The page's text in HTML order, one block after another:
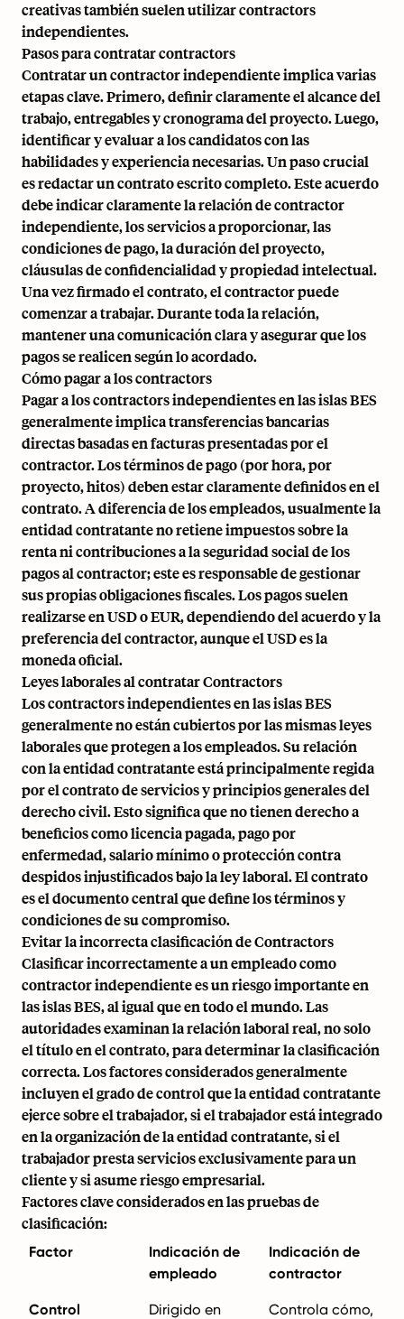
creativas también suelen utilizar contractors
independientes.
Pasos para contratar contractors
Contratar un contractor independiente implica varias
etapas clave. Primero, definir claramente el alcance del
trabajo, entregables y cronograma del proyecto. Luego,
identificar y evaluar a los candidatos con las
habilidades y experiencia necesarias. Un paso crucial
es redactar un contrato escrito completo. Este acuerdo
debe indicar claramente la relación de contractor
independiente, los servicios a proporcionar, las
condiciones de pago, la duración del proyecto,
cláusulas de confidencialidad y propiedad intelectual.
Una vez firmado el contrato, el contractor puede
comenzar a trabajar. Durante toda la relación,
mantener una comunicación clara y asegurar que los
pagos se realicen según lo acordado.
Cómo pagar a los contractors
Pagar a los contractors independientes en las islas BES
generalmente implica transferencias bancarias
directas basadas en facturas presentadas por el
contractor. Los términos de pago (por hora, por
proyecto, hitos) deben estar claramente definidos en el
contrato. A diferencia de los empleados, usualmente la
entidad contratante no retiene impuestos sobre la
renta ni contribuciones a la seguridad social de los
pagos al contractor; este es responsable de gestionar
sus propias obligaciones fiscales. Los pagos suelen
realizarse en USD o EUR, dependiendo del acuerdo y la
preferencia del contractor, aunque el USD es la
moneda oficial.
Leyes laborales al contratar Contractors
Los contractors independientes en las islas BES
generalmente no están cubiertos por las mismas leyes
laborales que protegen a los empleados. Su relación
con la entidad contratante está principalmente regida
por el contrato de servicios y principios generales del
derecho civil. Esto significa que no tienen derecho a
beneficios como licencia pagada, pago por
enfermedad, salario mínimo o protección contra
despidos injustificados bajo la ley laboral. El contrato
es el documento central que define los términos y
condiciones de su compromiso.
Evitar la incorrecta clasificación de Contractors
Clasificar incorrectamente a un empleado como
contractor independiente es un riesgo importante en
las islas BES, al igual que en todo el mundo. Las
autoridades examinan la relación laboral real, no solo
el título en el contrato, para determinar la clasificación
correcta. Los factores considerados generalmente
incluyen el grado de control que la entidad contratante
ejerce sobre el trabajador, si el trabajador está integrado
en la organización de la entidad contratante, si el
trabajador presta servicios exclusivamente para un
cliente y si asume riesgo empresarial.
Factores clave considerados en las pruebas de
clasificación:
Factor
Indicación de
empleado
Indicación de
contractor
Control
Dirigido en
Controla cómo,